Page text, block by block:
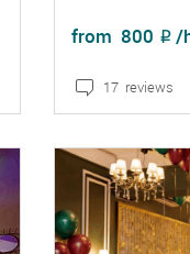
from 800 ₽ /
17 reviews